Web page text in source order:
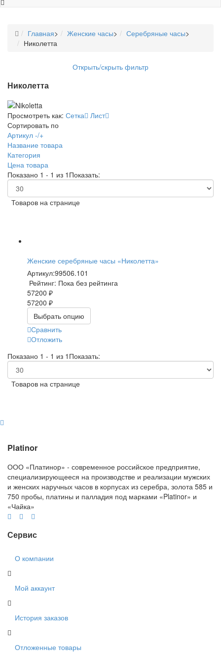
Главная> Женские часы> Серебряные часы>
Николетта
Открыть/скрыть фильтр
Николетта
Просмотреть как: Сетка
Лист
Сортировать по
Артикул -/+
Название товара
Категория
Цена товара
Показано 1 - 1 из 1 Показать:
Товаров на странице
Женские серебряные часы «Николетта»
Артикул:99506.101
Рейтинг: Пока без рейтинга
57200 ₽
57200 ₽
Выбрать опцию
Сравнить
Отложить
Показано 1 - 1 из 1 Показать:
Товаров на странице
Platinor
ООО «Платинор» - современное российское предприятие,
специализирующееся на производстве и реализации мужских
и женских наручных часов в корпусах из серебра, золота 585 и
750 пробы, платины и палладия под марками «Platinor» и
«Чайка»
Сервис
О компании
Мой аккаунт
История заказов
Отложенные товары